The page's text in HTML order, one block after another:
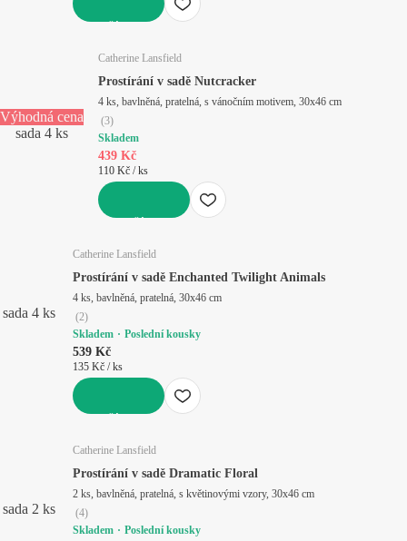
Výhodná cena
sada 4 ks
Catherine Lansfield
Prostírání v sadě Nutcracker
4 ks, bavlněná, pratelná, s vánočním motivem, 30x46 cm
(3)
Skladem
439 Kč
110 Kč / ks
sada 4 ks
Catherine Lansfield
Prostírání v sadě Enchanted Twilight Animals
4 ks, bavlněná, pratelná, 30x46 cm
(2)
Skladem
Poslední kousky
539 Kč
135 Kč / ks
sada 2 ks
Catherine Lansfield
Prostírání v sadě Dramatic Floral
2 ks, bavlněná, pratelná, s květinovými vzory, 30x46 cm
(4)
Skladem
Poslední kousky